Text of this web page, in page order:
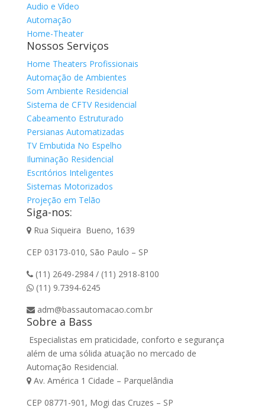
Audio e Vídeo
Automação
Home-Theater
Nossos Serviços
Home Theaters Profissionais
Automação de Ambientes
Som Ambiente Residencial
Sistema de CFTV Residencial
Cabeamento Estruturado
Persianas Automatizadas
TV Embutida No Espelho
Iluminação Residencial
Escritórios Inteligentes
Sistemas Motorizados
Projeção em Telão
Siga-nos:
Rua Siqueira Bueno, 1639
CEP 03173-010, São Paulo – SP
(11) 2649-2984 / (11) 2918-8100
(11) 9.7394-6245
adm@bassautomacao.com.br
Sobre a Bass
Especialistas em praticidade, conforto e segurança
além de uma sólida atuação no mercado de
Automação Residencial.
Av. América 1 Cidade – Parquelândia
CEP 08771-901, Mogi das Cruzes – SP